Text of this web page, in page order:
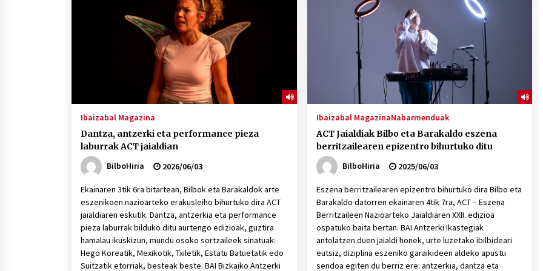
protagonista
2026/07/16
POTTO: San Pedro jaietako bertso-
saioa
2026/07/09
Larunbatean Plentziako Itsas
Martxa ospatuko da
2026/07/07
Auritz Iñurrietaren margoak
ikusgai Uribitarte40 aretoan
SOINUGELA: Paul McCartney eta
Ringo Starr-en lan berriak
Ibaizabal Magazina
Dantza, antzerki eta performance pieza
laburrak ACT jaialdian
BilboHiria
2026/06/03
Ekainaren 3tik 6ra bitartean, Bilbok eta Barakaldok arte
eszenikoen nazioarteko erakusleiho bihurtuko dira ACT
jaialdiaren eskutik. Dantza, antzerkia eta performance
pieza laburrak bilduko ditu aurtengo edizioak, guztira
hamalau ikuskizun, mundu osoko sortzaileek sinatuak:
Hego Koreatik, Mexikotik, Txiletik, Estatu Batuetatik edo
Suitzatik etorriak, besteak beste. BAI Bizkaiko Antzerki
Ibaizabal MagazinaNabarmenduak
ACT Jaialdiak Bilbo eta Barakaldo eszena
berritzailearen epizentro bihurtuko ditu
BilboHiria
2025/06/03
Eszena berritzailearen epizentro bihurtuko dira Bilbo eta
Barakaldo datorren ekainaren 4tik 7ra, ACT – Eszena
Berritzaileen Nazioarteko Jaialdiaren XXII. edizioa
ospatuko baita bertan. BAI Antzerki Ikastegiak
antolatzen duen jaialdi honek, urte luzetako ibilbideari
eutsiz, diziplina eszeniko garaikideen aldeko apustu
sendoa egiten du berriz ere: antzerkia, dantza eta